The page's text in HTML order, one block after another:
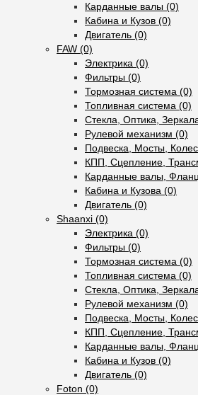
Карданные валы (0)
Кабина и Кузов (0)
Двигатель (0)
FAW (0)
Электрика (0)
Фильтры (0)
Тормозная система (0)
Топливная система (0)
Стекла, Оптика,
Рулевой механизм (0)
Подвеска, Мосты,
КПП, Сцепление,
Карданные валы,
Кабина и Кузова (0)
Двигатель (0)
Shaanxi (0)
Электрика (0)
Фильтры (0)
Тормозная система (0)
Топливная система (0)
Стекла, Оптика,
Рулевой механизм (0)
Подвеска, Мосты,
КПП, Сцепление,
Карданные валы,
Кабина и Кузов (0)
Двигатель (0)
Foton (0)